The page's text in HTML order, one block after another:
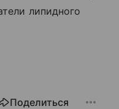
липидного
Поделиться